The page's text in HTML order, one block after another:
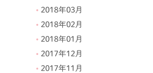
2018年03月
2018年02月
2018年01月
2017年12月
2017年11月